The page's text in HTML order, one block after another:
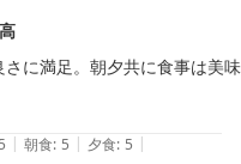
に満足。朝夕共に食事は美味
5 | 朝食: 5 | 夕食: 5 |